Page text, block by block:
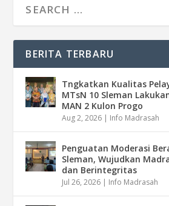
BERITA TERBARU
Tngkatkan Kualitas
MTsN 10 Sleman
MAN 2 Kulon Progo
Aug 2, 2026 | Info Madrasah
Penguatan Moderasi
Sleman, Wujudkan
dan Berintegritas
Jul 26, 2026 | Info Madrasah